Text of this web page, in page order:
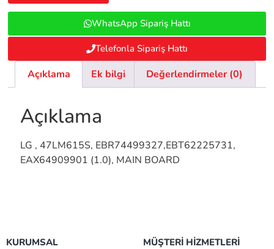
WhatsApp Sipariş Hattı
Telefonla Sipariş Hattı
Açıklama Ek bilgi Değerlendirmeler (0)
Açıklama
LG , 47LM615S, EBR74499327,EBT62225731,
EAX64909901 (1.0), MAIN BOARD
KURUMSAL MÜŞTERİ HİZMETLERİ